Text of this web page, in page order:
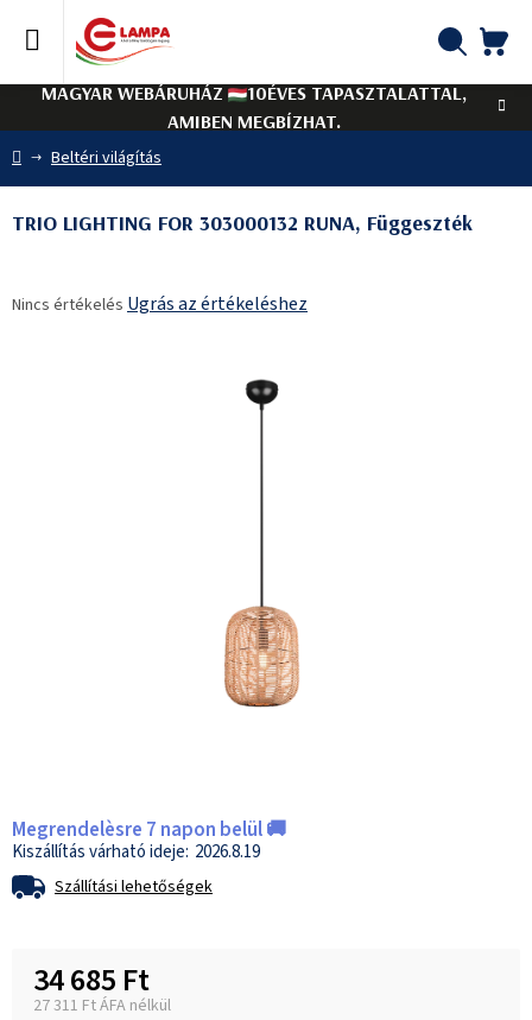
tartalomhoz
MAGYAR WEBÁRUHÁZ
10ÉVES TAPASZTALATTAL,
AMIBEN MEGBÍZHAT.
Kezdőlap
Beltéri világítás
Megrendelèsre 7 napon belül 🚚
2026.8.19
Szállítási lehetőségek
34 685 Ft
27 311 Ft ÁFA nélkül
TRIO LIGHTING FOR 303000132 RUNA, Függeszték
termék
Nincs értékelés Ugrás az értékeléshez